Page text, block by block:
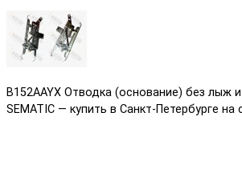
B152AAYX Отводка (основание) без лыж
SEMATIC — купить в Санкт-Петербурге